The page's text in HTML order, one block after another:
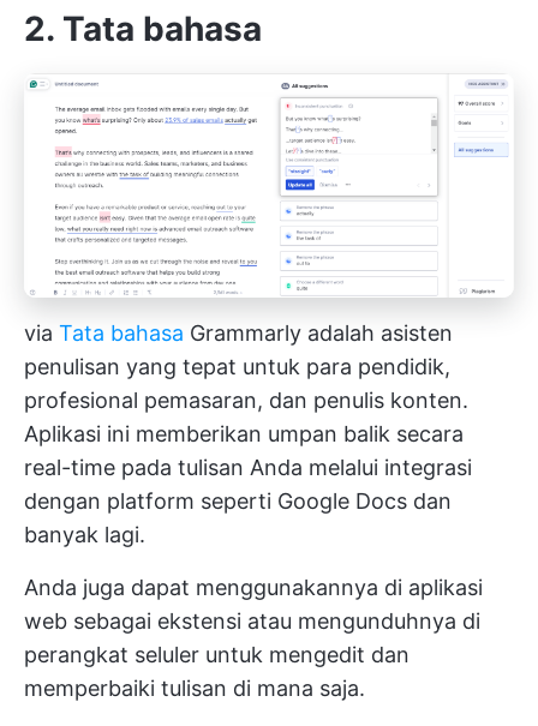
2. Tata bahasa
via Tata bahasa Grammarly adalah asisten
penulisan yang tepat untuk para pendidik,
profesional pemasaran, dan penulis konten.
Aplikasi ini memberikan umpan balik secara
real-time pada tulisan Anda melalui integrasi
dengan platform seperti Google Docs dan
banyak lagi.
Anda juga dapat menggunakannya di aplikasi
web sebagai ekstensi atau mengunduhnya di
perangkat seluler untuk mengedit dan
memperbaiki tulisan di mana saja.